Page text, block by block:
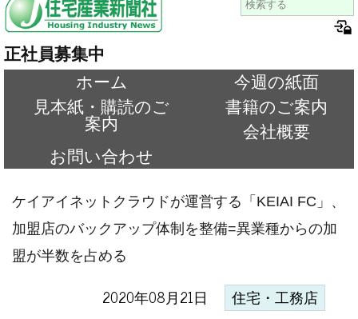
正社員募集中
ホーム
今週の紙面
見本紙・購読のご
案内
書籍のご案内
会社概要
お問い合わせ
ケイアイネットクラウドが運営する「KEIAI FC」、
加盟店のバックアップ体制を整備=異業種からの加
盟が半数を占める
2020年08月21日 住宅・工務店